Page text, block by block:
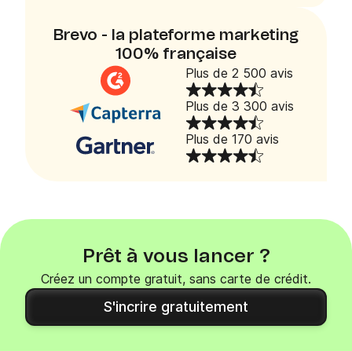
Brevo - la plateforme marketing
100% française
Plus de 2 500 avis
Plus de 3 300 avis
Plus de 170 avis
Prêt à vous lancer ?
Créez un compte gratuit, sans carte de crédit.
S'incrire gratuitement